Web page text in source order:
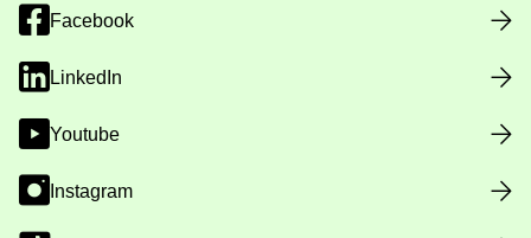
Facebook
LinkedIn
Youtube
Instagram